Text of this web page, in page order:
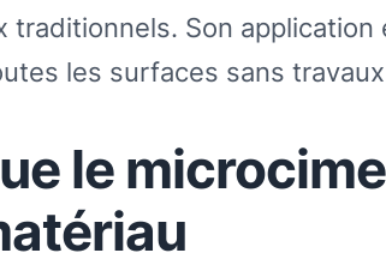
traditionnels. Son
les surfaces sans
le